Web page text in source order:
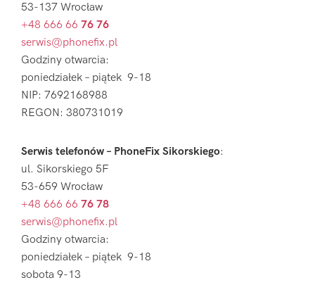
53-137 Wrocław
+48 666 66 76 76
serwis@phonefix.pl
Godziny otwarcia:
poniedziałek – piątek 9-18
NIP: 7692168988
REGON: 380731019
Serwis telefonów – PhoneFix Sikorskiego:
ul. Sikorskiego 5F
53-659 Wrocław
+48 666 66 76 78
serwis@phonefix.pl
Godziny otwarcia:
poniedziałek – piątek 9-18
sobota 9-13